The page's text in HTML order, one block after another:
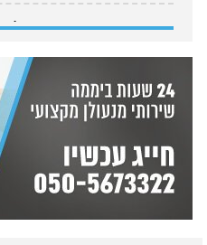
מוצרים חדשים בחנות רחוב אילת 27 תל אביב
מבחר עמודי חניה הרקולס